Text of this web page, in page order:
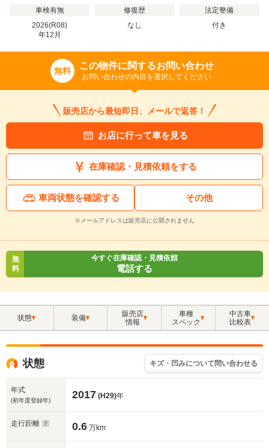
車検有無
2026(R08)
年12 月
修復歴
なし
法定整備
付き
無料 この物件に関するお問い合わせ
お問い合わせの内容を選択してください
販売店から最短即日、メールで返答！
お店に行って車を見る
在庫確認・見積依頼をする
車両状態を確認する その他
※メールアドレスは販売店に公開されません
無
料
今すぐ在庫確認・見積依頼
電話する
状態 装備
販売店
情報
車種
スペック
中古車
比較表
状態 キズ・凹みについて問い合わせる
年式
(初年度登録年) 2017 (H29)年
走行距離 0.6 万km